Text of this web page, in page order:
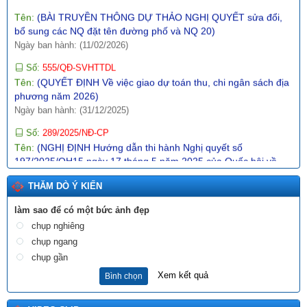
bổ sung các NQ đặt tên đường phố và NQ 20)
Ngày ban hành: (11/02/2026)
Tên:(QUYẾT ĐỊNH Về việc giao dự toán thu, chi ngân sách địa
phương năm 2026)
Ngày ban hành: (31/12/2025)
Tên:(NGHỊ ĐỊNH Hướng dẫn thi hành Nghị quyết số
197/2025/QH15 ngày 17 tháng 5 năm 2025 của Quốc hội về
một số cơ chế, chính sách đặc biệt tạo đột phá trong xây dựng
và tổ chức thi hành pháp luật)
Ngày ban hành: (10/12/2025)
Số:1987/SVHTTDL-VP
Tên:(V/v định hướng nội dung phổ biến, giáo dục pháp luật
tháng 6 năm 2026)
Ngày ban hành: (03/06/2026)
(BÀI TRUYỀN THÔNG DỰ THẢO NGHỊ QUYẾT QUY
ĐỊNH NỘI DUNG, MỨC CHI MỘT SỐ HOẠT ĐỘNG VĂN HÓA,
THĂM DÒ Ý KIẾN
làm sao để có một bức ảnh đẹp
chụp nghiêng
chụp ngang
chụp gần
Bình chọn Xem kết quả